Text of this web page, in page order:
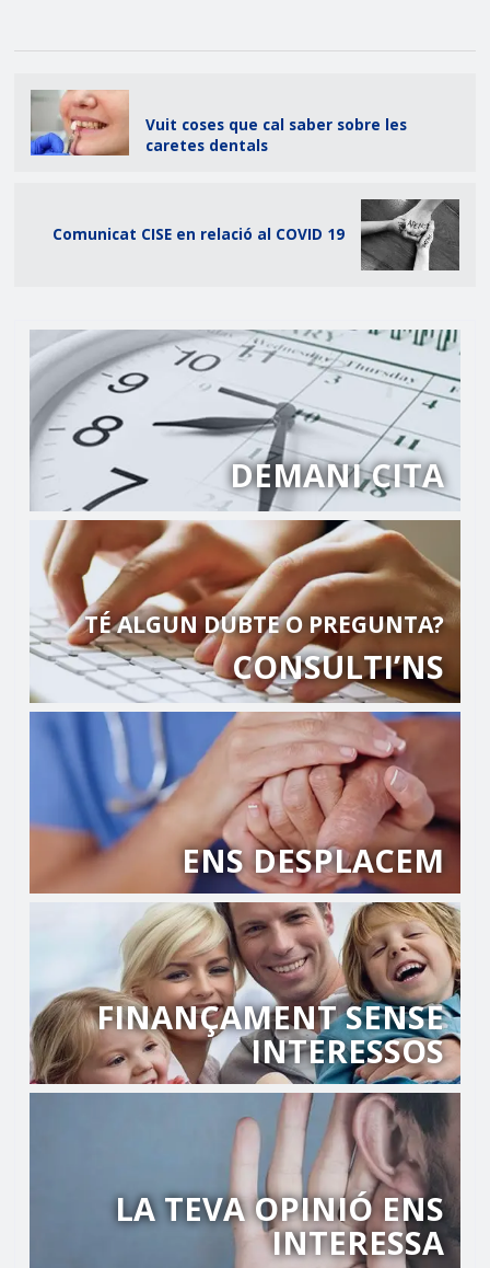
Vuit coses que cal saber sobre les
caretes dentals
Comunicat CISE en relació al COVID 19
DEMANI CITA
TÉ ALGUN DUBTE O PREGUNTA?
CONSULTI’NS
ENS DESPLACEM
FINANÇAMENT SENSE
INTERESSOS
LA TEVA OPINIÓ ENS
INTERESSA